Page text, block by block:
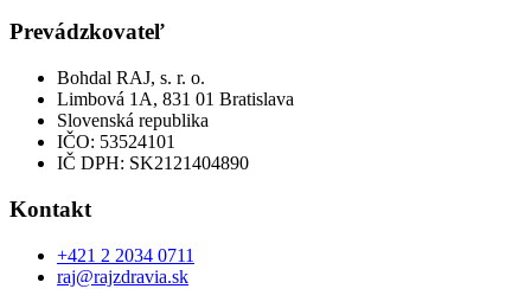
Prevádzkovateľ
Bohdal RAJ, s. r. o.
Limbová 1A, 831 01 Bratislava
Slovenská republika
IČO: 53524101
IČ DPH: SK2121404890
Kontakt
+421 2 2034 0711
raj@rajzdravia.sk